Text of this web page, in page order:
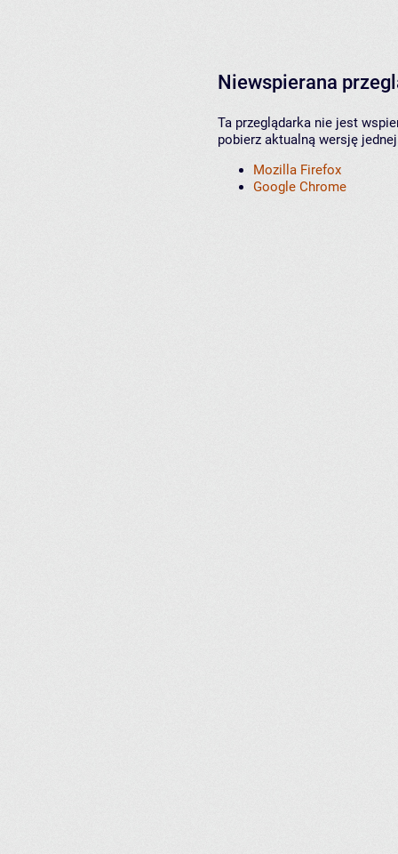
Niewspierana
Ta przeglądarka nie jest
pobierz aktualną wersję
Mozilla Firefox
Google Chrome